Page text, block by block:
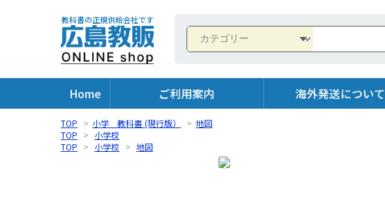
教科書の正規供給会社です
Home ご利用案内 海外発送について
TOP > 小学 教科書 (現行版） > 地図
TOP > 小学校
TOP > 小学校 > 地図